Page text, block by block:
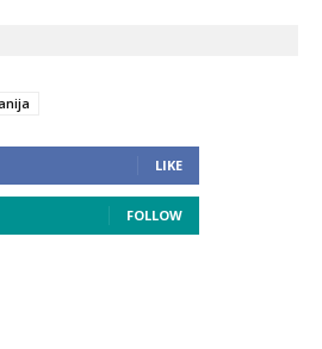
LIKE
FOLLOW